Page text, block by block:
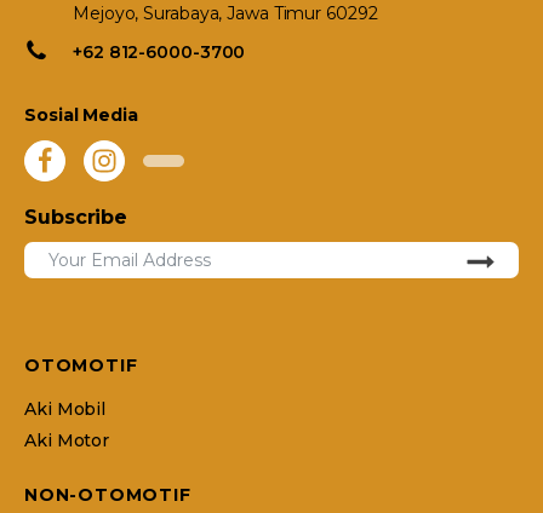
Mejoyo, Surabaya, Jawa Timur 60292
+62 812-6000-3700
Sosial Media
Subscribe
OTOMOTIF
Aki Mobil
Aki Motor
NON-OTOMOTIF